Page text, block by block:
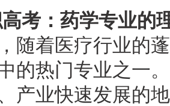
考：药学专业的
随着医疗行业的
的热门专业之一
产业快速发展的